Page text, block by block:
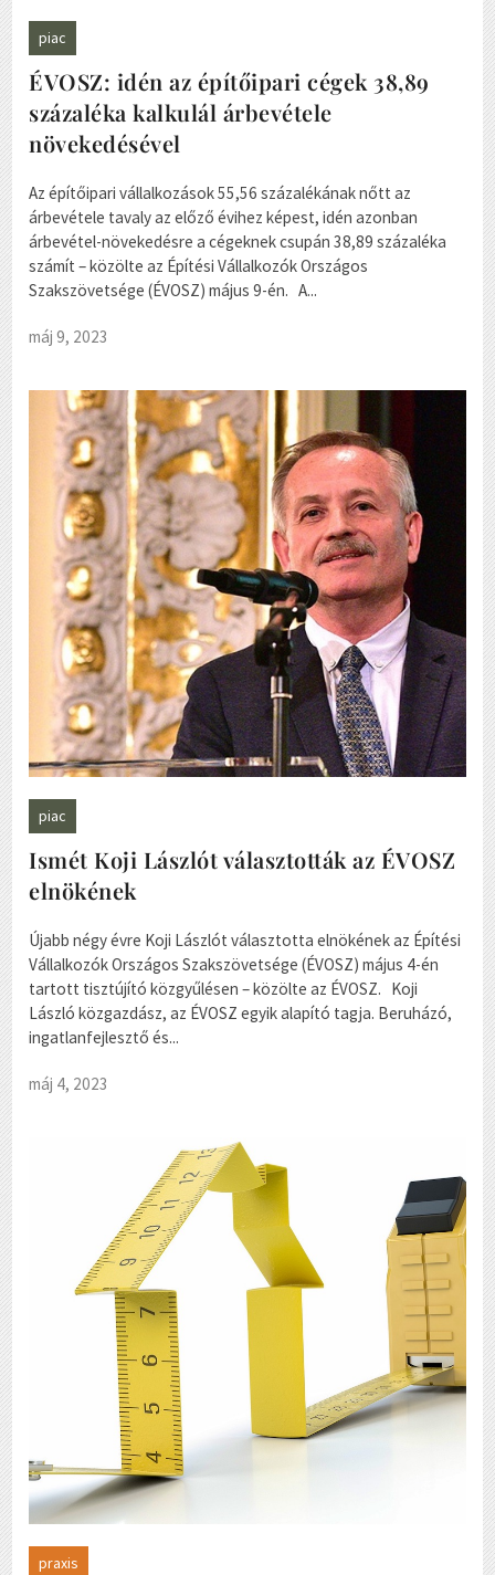
piac
ÉVOSZ: idén az építőipari cégek 38,89
százaléka kalkulál árbevétele
növekedésével
Az építőipari vállalkozások 55,56 százalékának nőtt az
árbevétele tavaly az előző évihez képest, idén azonban
árbevétel-növekedésre a cégeknek csupán 38,89 százaléka
számít – közölte az Építési Vállalkozók Országos
Szakszövetsége (ÉVOSZ) május 9-én. A...
máj 9, 2023
piac
Ismét Koji Lászlót választották az ÉVOSZ
elnökének
Újabb négy évre Koji Lászlót választotta elnökének az Építési
Vállalkozók Országos Szakszövetsége (ÉVOSZ) május 4-én
tartott tisztújító közgyűlésen – közölte az ÉVOSZ. Koji
László közgazdász, az ÉVOSZ egyik alapító tagja. Beruházó,
ingatlanfejlesztő és...
máj 4, 2023
praxis